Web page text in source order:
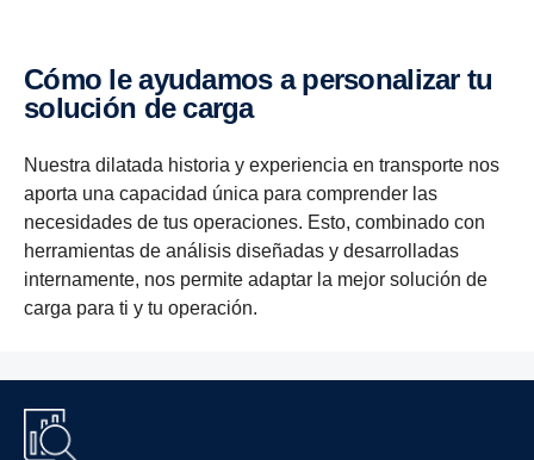
Cómo le ayudamos a perso­na­lizar tu
solución de carga
Nuestra dilatada historia y experiencia en transporte nos
aporta una capacidad única para comprender las
necesidades de tus operaciones. Esto, combinado con
herramientas de análisis diseñadas y desarrolladas
internamente, nos permite adaptar la mejor solución de
carga para ti y tu operación.